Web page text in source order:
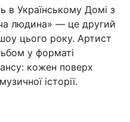
в Українському Домі з
людина» — це другий
цього року. Артист
у форматі
кожен поверх
історії.